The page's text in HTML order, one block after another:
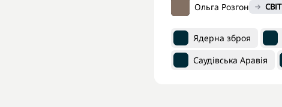
Ольга Розгон СВІТ
Ядерна зброя
Саудівська Аравія